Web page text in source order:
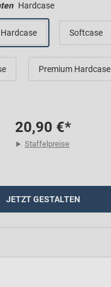
Hardcase
Hardcase Softcase
Premium Hardcase
20,90 €*
Staffelpreise
JETZT GESTALTEN